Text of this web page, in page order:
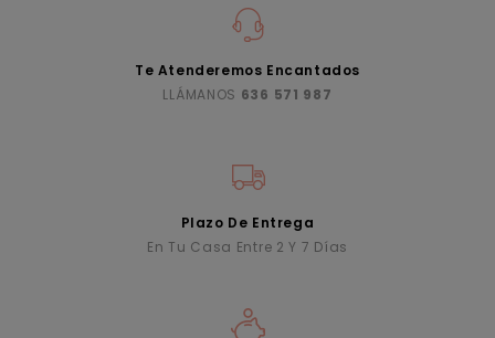
Te Atenderemos Encantados
LLÁMANOS 636 571 987
Plazo De Entrega
En Tu Casa Entre 2 Y 7 Días